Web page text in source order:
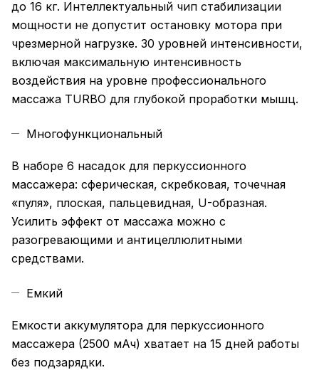
до 16 кг. Интеллектуальный чип стабилизации
мощности не допустит остановку мотора при
чрезмерной нагрузке. 30 уровней интенсивности,
включая максимальную интенсивность
воздействия на уровне профессионального
массажа TURBO для глубокой проработки мышц.
Многофункциональный
В наборе 6 насадок для перкуссионного
массажера: сферическая, скребковая, точечная
«пуля», плоская, пальцевидная, U-образная.
Усилить эффект от массажа можно с
разогревающими и антицеллюлитными
средствами.
Емкий
Емкости аккумулятора для перкуссионного
массажера (2500 мАч) хватает на 15 дней работы
без подзарядки.